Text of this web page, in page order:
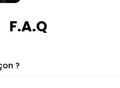
F.A.Q
?